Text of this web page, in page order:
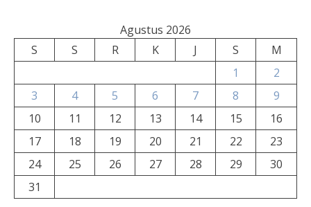
Agustus 2026
S
S R K J S
M
1
2
3
4 5 6 7 8
9
10
11 12 13 14 15
16
17
18 19 20 21 22
23
24
25 26 27 28 29
30
31